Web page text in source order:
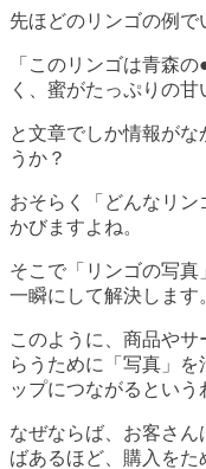
先ほどのリンゴの例で
「このリンゴは青森
く、蜜がたっぷりの甘
と文章でしか情報が
うか？
おそらく「どんなリ
かびますよね。
そこで「リンゴの写
一瞬にして解決します
このように、商品や
らうために「写真」
ップにつながるという
なぜならば、お客さ
ばあるほど、購入を